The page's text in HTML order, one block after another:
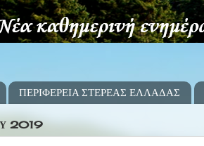
ΠΕΡΙΦΕΡΕΙΑ ΣΤΕΡΕΑΣ ΕΛΛΑΔΑΣ
2019